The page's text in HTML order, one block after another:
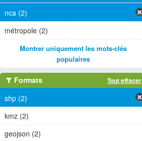
nca (2)
métropole (2)
Montrer uniquement les mots-clés
populaires
Formats Tout effacer
shp (2)
kmz (2)
geojson (2)